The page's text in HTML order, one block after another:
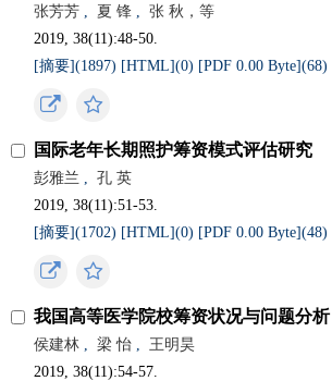
张芳芳 , 夏 锋 ,
张 秋，等
2019, 38(11):48-50.
[摘要](1897) [HTML](0) [PDF 0.00 Byte](68)
国际老年长期照护筹资模式评估研究
彭雅兰 ,
孔 英
2019, 38(11):51-53.
[摘要](1702) [HTML](0) [PDF 0.00 Byte](48)
我国高等医学院校筹资状况与问题分析
侯建林 , 梁 怡 ,
王明昊
2019, 38(11):54-57.